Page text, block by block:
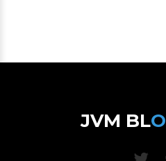
JVM BLO